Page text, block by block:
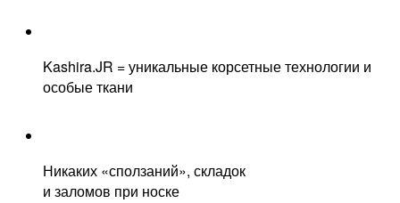
Kashira.JR = уникальные корсетные технологии и
особые ткани
Никаких «сползаний», складок
и заломов при носке